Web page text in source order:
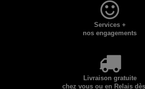
Services +
nos engagements
Livraison gratuite
chez vous ou en Relais